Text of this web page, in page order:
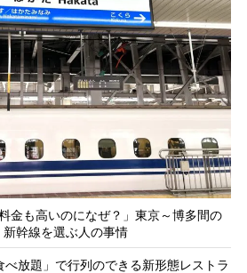
金も高いのになぜ？」東京～博多間の
幹線を選ぶ人の事情
べ放題」で行列のできる新形態レストラ